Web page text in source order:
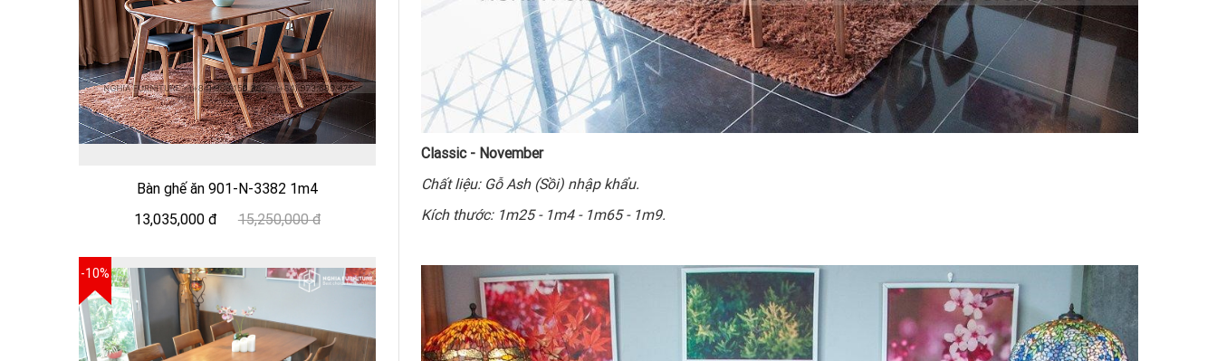
Classic - November
Chất liệu: Gỗ Ash (Sồi) nhập khẩu.
Kích thước: 1m25 - 1m4 - 1m65 - 1m9.
Bàn ghế ăn 901-N-3382 1m4
13,035,000 đ
15,250,000 đ
-10%